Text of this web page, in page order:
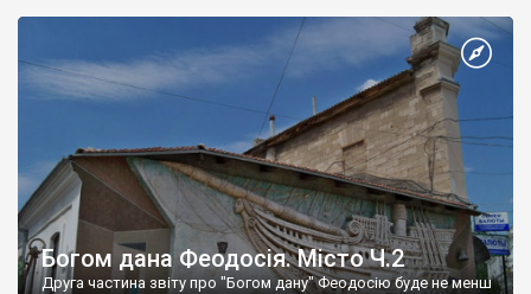
Богом дана Феодосія. Місто Ч.2
Друга частина звіту про "Богом дану" Феодосію буде не менш